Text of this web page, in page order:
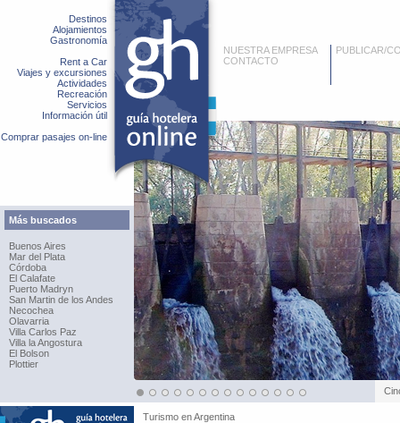
Destinos
Alojamientos
Gastronomía
Rent a Car
Viajes y excursiones
Actividades
Recreación
Servicios
Información útil
Comprar pasajes on-line
Más buscados
Buenos Aires
Mar del Plata
Córdoba
El Calafate
Puerto Madryn
San Martin de los Andes
Necochea
Olavarria
Villa Carlos Paz
Villa la Angostura
El Bolson
Plottier
NUESTRA EMPRESA
CONTACTO
PUBLICAR/
Turismo enArgentina